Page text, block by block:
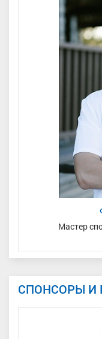
Мастер
СПОНСОРЫ И